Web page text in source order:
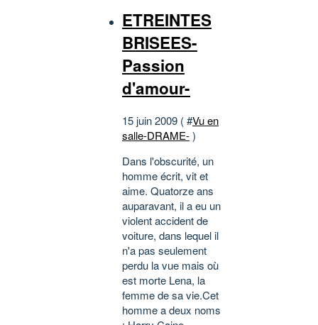
ETREINTES
BRISEES-
Passion
d'amour-
15 juin 2009 ( #Vu en
salle-DRAME-)
Dans l'obscurité, un
homme écrit, vit et
aime. Quatorze ans
auparavant, il a eu un
violent accident de
voiture, dans lequel il
n'a pas seulement
perdu la vue mais où
est morte Lena, la
femme de sa vie.Cet
homme a deux noms